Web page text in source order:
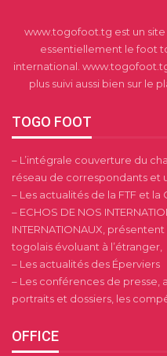
www.togofoot.tg est un site
essentiellement le foot
international.
plus suivi aussi bien sur le
TOGO FOOT
– L’intégrale couverture du
réseau de correspondants et
– Les actualités de la FTF et la
– ECHOS DE NOS
INTERNATIONAUX,
togolais évoluant à l’étranger,
– Les actualités des Éperviers
– Les conférences de presse,
portraits et dossiers, les
OFFICE